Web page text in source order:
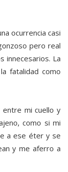
ocurrencia casi
pero real
innecesarios. La
fatalidad como
entre mi cuello y
como si mi
a ese éter y se
y me aferro a